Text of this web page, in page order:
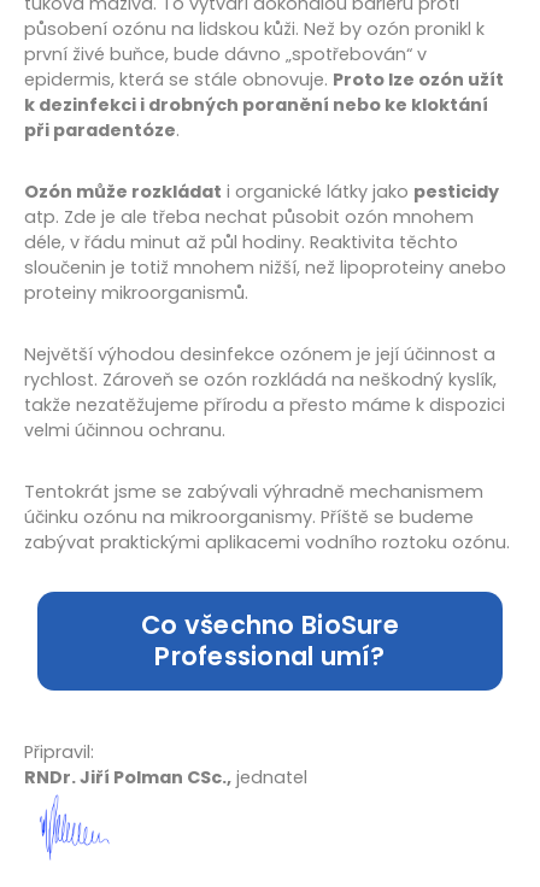
působení ozónu na lidskou kůži. Než by ozón pronikl k
první živé buňce, bude dávno „spotřebován“ v
epidermis, která se stále obnovuje. Proto lze ozón užít
k dezinfekci i drobných poranění nebo ke kloktání
při paradentóze.
Ozón může rozkládat i organické látky jako pesticidy
atp. Zde je ale třeba nechat působit ozón mnohem
déle, v řádu minut až půl hodiny. Reaktivita těchto
sloučenin je totiž mnohem nižší, než lipoproteiny anebo
proteiny mikroorganismů.
Největší výhodou desinfekce ozónem je její účinnost a
rychlost. Zároveň se ozón rozkládá na neškodný kyslík,
takže nezatěžujeme přírodu a přesto máme k dispozici
velmi účinnou ochranu.
Tentokrát jsme se zabývali výhradně mechanismem
účinku ozónu na mikroorganismy. Příště se budeme
zabývat praktickými aplikacemi vodního roztoku ozónu.
Co všechno BioSure
Professional umí?
Připravil:
RNDr. Jiří Polman CSc., jednatel